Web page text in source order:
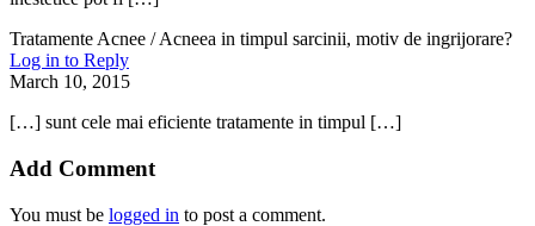
Tratamente Acnee / Acneea in timpul sarcinii, motiv de ingrijorare?
Log in to Reply
March 10, 2015
[…] sunt cele mai eficiente tratamente in timpul […]
Add Comment
You must be logged in to post a comment.